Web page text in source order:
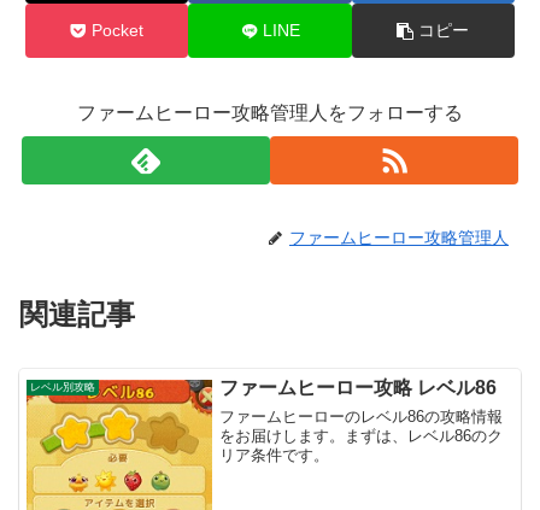
Pocket LINE コピー
ファームヒーロー攻略管理人をフォローする
ファームヒーロー攻略管理人
関連記事
レベル別攻略 ファームヒーロー攻略 レベル86
ファームヒーローのレベル86の攻略情報
をお届けします。まずは、レベル86のク
リア条件です。